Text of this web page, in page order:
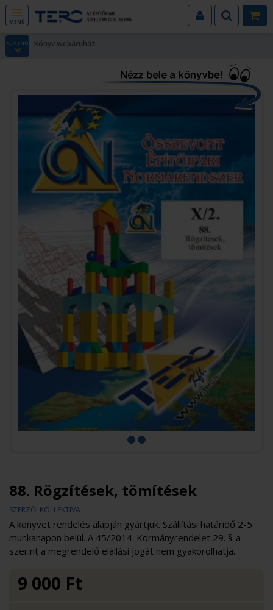
MENÜ
ALMENÜ Könyv webáruház
88. Rögzítések, tömítések
SZERZŐI KOLLEKTÍVA
A könyvet rendelés alapján gyártjuk. Szállítási határidő 2-5
munkanapon belül. A 45/2014. Kormányrendelet 29. §-a
szerint a megrendelő elállási jogát nem gyakorolhatja.
9 000 Ft